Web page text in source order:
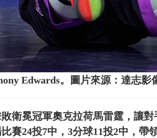
Edwards。圖片來源：達志影
衛冕冠軍奧克拉荷馬雷霆，讓
賽24投7中，3分球11投2中，帶